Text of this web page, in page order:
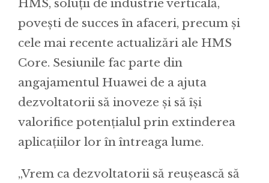
HMS, soluții de industrie verticală,
povești de succes în afaceri, precum și
cele mai recente actualizări ale HMS
Core. Sesiunile fac parte din
angajamentul Huawei de a ajuta
dezvoltatorii să inoveze și să își
valorifice potențialul prin extinderea
aplicațiilor lor în întreaga lume.
„Vrem ca dezvoltatorii să reușească să